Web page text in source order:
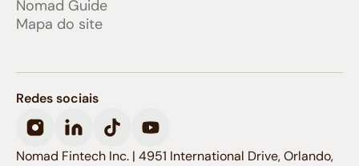
Nomad Guide
Mapa do site
Redes sociais
Nomad Fintech Inc. | 4951 International Drive, Orlando,